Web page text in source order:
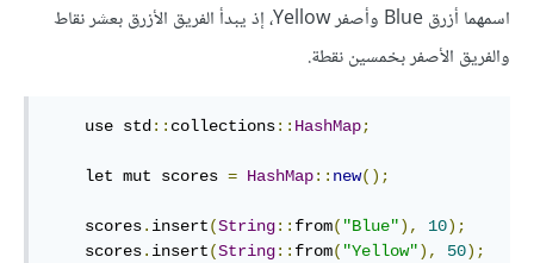
اسمهما أزرق Blue وأصفر Yellow، إذ يبدأ الفريق الأزرق بعشر نقاط
والفريق الأصفر بخمسين نقطة.
    use std
:: collections:: HashMap;
    let mut scores
= HashMap:: new();
    scores
. insert(String:: from( "Blue"), 10);
    scores
. insert(String:: from( "Yellow"), 50);